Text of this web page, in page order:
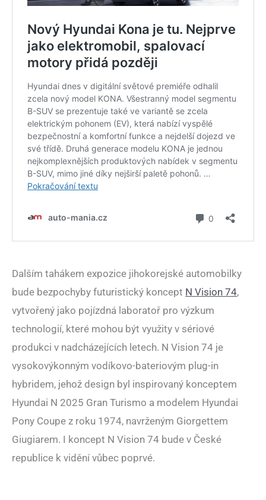
Dalším tahákem expozice jihokorejské automobilky
bude bezpochyby futuristický koncept N Vision 74,
vytvořený jako pojízdná laboratoř pro výzkum
technologií, které mohou být využity v sériové
produkci v nadcházejících letech. N Vision 74 je
vysokovýkonným vodíkovo-bateriovým plug-in
hybridem, jehož design byl inspirovaný konceptem
Hyundai N 2025 Gran Turismo a modelem Hyundai
Pony Coupe z roku 1974, navrženým Giorgettem
Giugiarem. I koncept N Vision 74 bude v České
republice k vidění vůbec poprvé.